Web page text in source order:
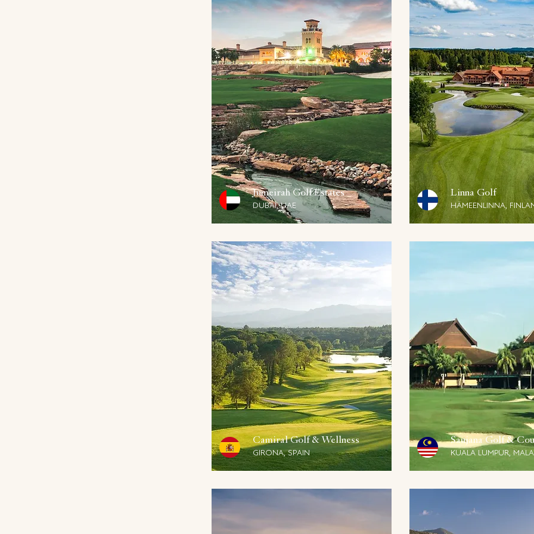
Jumeirah Golf Estates
DUBAI, UAE
Camiral Golf & Wellness
GIRONA, SPAIN
Linna Golf
HÄMEENLINNA,
Saujana Golf &
KUALA LUMPUR,